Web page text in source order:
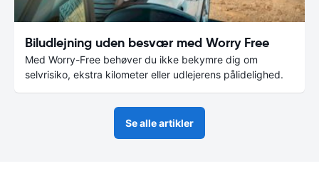
Biludlejning uden besvær med Worry Free
Med Worry-Free behøver du ikke bekymre dig om
selvrisiko, ekstra kilometer eller udlejerens pålidelighed.
Se alle artikler